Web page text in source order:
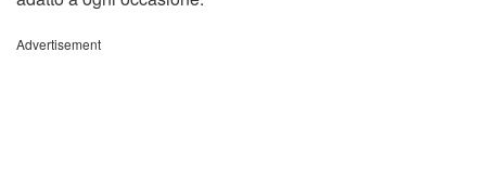
Advertisement